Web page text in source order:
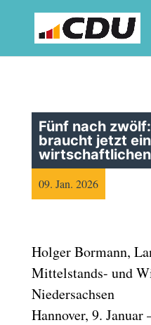
Fünf nach
braucht jetzt
09. Jan. 2026
Holger Bormann,
Mittelstands- und
Niedersachsen
Hannover, 9. Januar